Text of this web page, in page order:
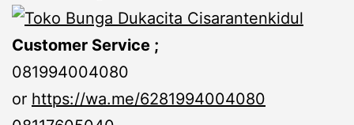
Customer Service ;
081994004080
or https://wa.me/6281994004080